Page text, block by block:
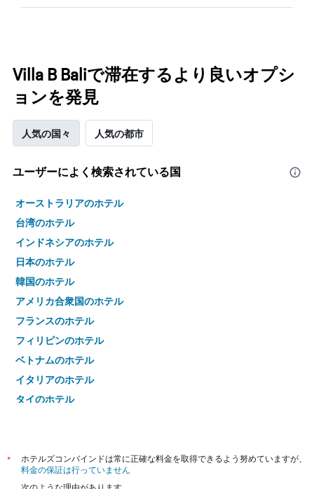
Villa B Baliで滞在するより良いオプシ
ョンを発見
人気の国々 人気の都市
ユーザーによく検索されている国
オーストラリアのホテル
台湾のホテル
インドネシアのホテル
日本のホテル
韓国のホテル
アメリカ合衆国のホテル
フランスのホテル
フィリピンのホテル
ベトナムのホテル
イタリアのホテル
タイのホテル
*
ホテルズコンバインドは常に正確な料金を取得できるよう努めていますが、
料金の保証は行っていません